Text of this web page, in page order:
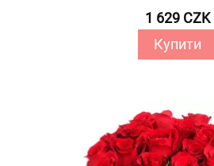
1 629 CZK
Купити